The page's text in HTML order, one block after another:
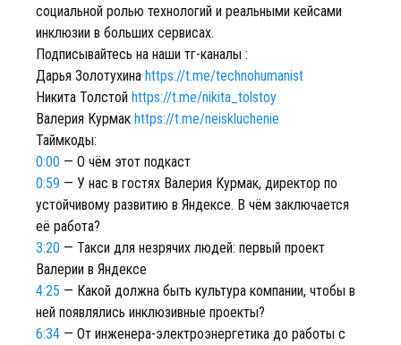
социальной ролью технологий и реальными кейсами
инклюзии в больших сервисах.
Подписывайтесь на наши тг-каналы :
Дарья Золотухина https://t.me/technohumanist
Никита Толстой https://t.me/nikita_tolstoy
Валерия Курмак https://t.me/neiskluchenie
Таймкоды:
0:00 — О чём этот подкаст
0:59 — У нас в гостях Валерия Курмак, директор по
устойчивому развитию в Яндексе. В чём заключается
её работа?
3:20 — Такси для незрячих людей: первый проект
Валерии в Яндексе
4:25 — Какой должна быть культура компании, чтобы в
ней появлялись инклюзивные проекты?
6:34 — От инженера-электроэнергетика до работы с